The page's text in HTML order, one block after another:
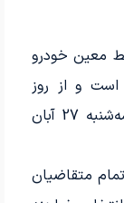
معین خودرو
است و از روز
پنجشنبه 22 آبان 1404 آغاز شده و تا سه‌شنبه 27 آبان
متقاضیان